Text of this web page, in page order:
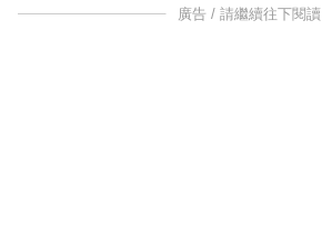
廣告 / 請繼續往下閱讀